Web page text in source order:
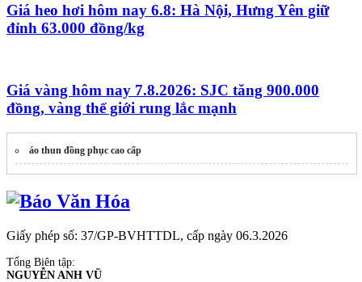
Giá heo hơi hôm nay 6.8: Hà Nội, Hưng Yên giữ
đỉnh 63.000 đồng/kg
Giá vàng hôm nay 7.8.2026: SJC tăng 900.000
đồng, vàng thế giới rung lắc mạnh
áo thun đồng phục cao cấp
Giấy phép số: 37/GP-BVHTTDL, cấp ngày 06.3.2026
Tổng Biên tập:
NGUYỄN ANH VŨ